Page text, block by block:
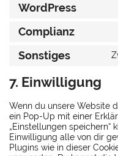
WordPress
Complianz
Sonstiges
7. Einwilligung
Wenn du unsere Website
ein Pop-Up mit einer
„Einstellungen speichern“
Einwilligung alle von dir
Plugins wie in dieser